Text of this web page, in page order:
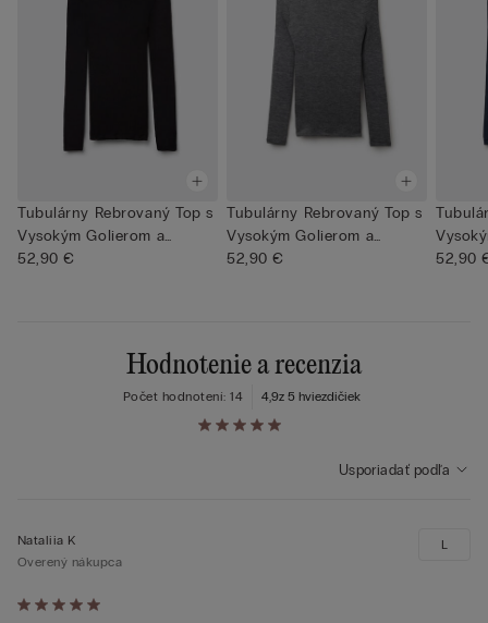
Tubulárny Rebrovaný Top s
Vysokým Golierom a
Dlhým...
52,90 €
Tubulárny Rebrovaný Top s
Vysokým Golierom a
Dlhým...
52,90 € 52,90
Hodnotenie a recenzia
4,9z 5 hviezdičiek
Počet hodnotení: 14
Usporiadať podľa
Hodnotenie:
Nataliia K
Overený nákupca
L